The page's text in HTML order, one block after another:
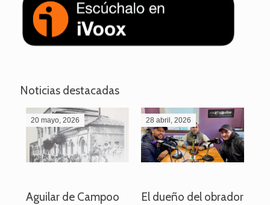
Noticias destacadas
20 mayo, 2026
Aguilar de Campoo
28 abril, 2026
El dueño del obrador